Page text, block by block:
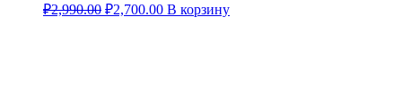
₽2,990.00 ₽2,700.00 В корзину